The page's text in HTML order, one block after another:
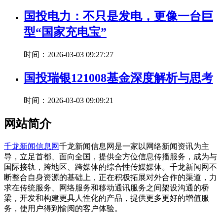
国投电力：不只是发电，更像一台巨
型“国家充电宝”
时间：2026-03-03 09:27:27
国投瑞银121008基金深度解析与思考
时间：2026-03-03 09:09:21
网站简介
千龙新闻信息网千龙新闻信息网是一家以网络新闻资讯为主
导，立足首都、面向全国，提供全方位信息传播服务，成为与
国际接轨，跨地区、跨媒体的综合性传媒媒体。千龙新闻网不
断整合自身资源的基础上，正在积极拓展对外合作的渠道，力
求在传统服务、网络服务和移动通讯服务之间架设沟通的桥
梁，开发和构建更具人性化的产品，提供更多更好的增值服
务，使用户得到愉阅的客户体验。